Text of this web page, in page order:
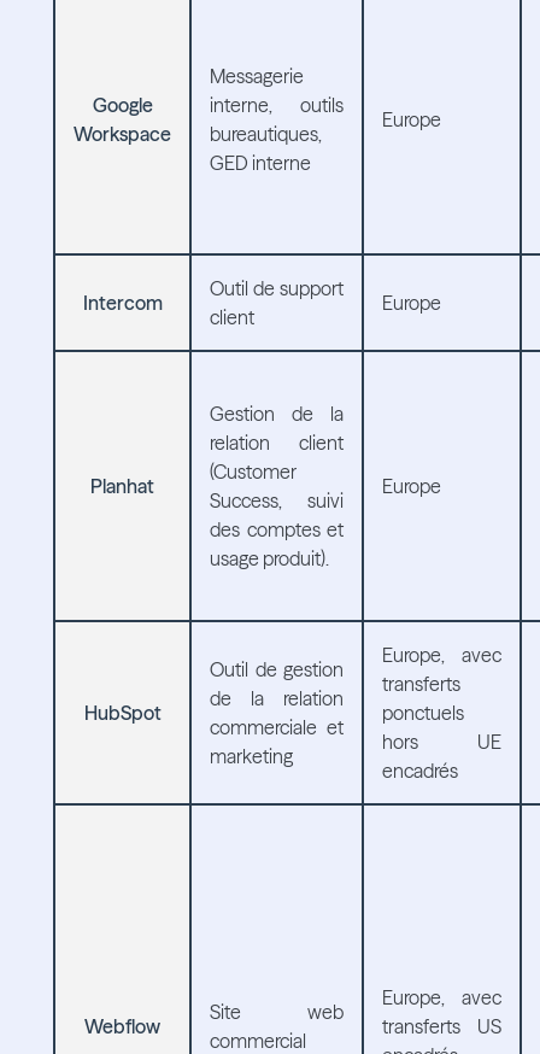
Google
Workspace
Messagerie
interne, outils
bureautiques,
GED interne
Europe
Intercom
Outil de support
client
Europe
Planhat
Gestion de la
relation client
(Customer
Success, suivi
des comptes et
usage produit).
Europe
HubSpot
Outil de gestion
de la relation
commerciale et
marketing
Europe, avec
transferts
ponctuels
hors UE
encadrés
Webflow
Site web
commercial
Europe, avec
transferts US